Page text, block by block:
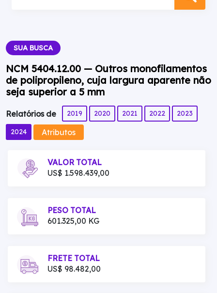
SUA BUSCA
NCM 5404.12.00 — Outros monofilamentos
de polipropileno, cuja largura aparente não
seja superior a 5 mm
Relatórios de 2019 2020 2021 2022 2023
2024 Atributos
VALOR TOTAL
US$ 1.598.439,00
PESO TOTAL
601.325,00 KG
FRETE TOTAL
US$ 98.482,00